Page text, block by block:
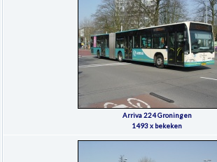
Arriva 224 Groningen
1493 x bekeken